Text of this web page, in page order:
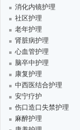
消化内镜护理
社区护理
老年护理
肾脏病护理
心血管护理
脑卒中护理
康复护理
中西医结合护理
安宁疗护
伤口造口失禁护理
麻醉护理